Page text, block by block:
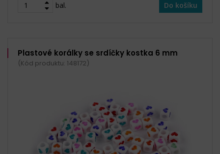
bal.
Do košíku
Plastové korálky se srdíčky kostka 6 mm
(Kód produktu: 148172)